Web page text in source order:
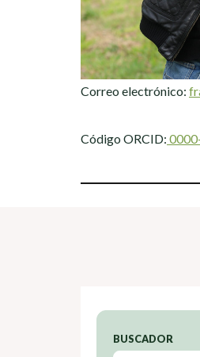
Correo electrónico:
Código ORCID:
BUSCADOR